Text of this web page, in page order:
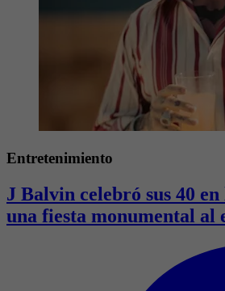
Entretenimiento
J Balvin celebró sus 40 en
una fiesta monumental al